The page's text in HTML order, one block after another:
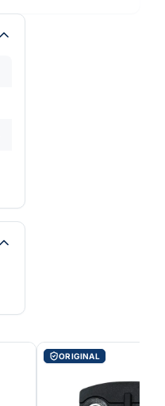
ORIGINAL